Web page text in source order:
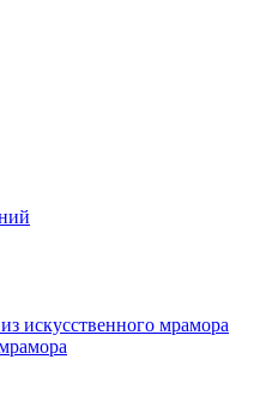
искусственного мрамора